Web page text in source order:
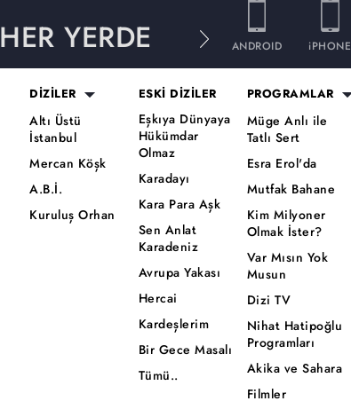
HER YERDE ANDROID iPHONE
DİZİLER
Altı Üstü
İstanbul
Mercan Köşk
A.B.İ.
Kuruluş Orhan
ESKİ DİZİLER
Eşkıya Dünyaya
Hükümdar
Olmaz
Karadayı
Kara Para Aşk
Sen Anlat
Karadeniz
Avrupa Yakası
Hercai
Kardeşlerim
Bir Gece Masalı
Tümü..
PROGRAMLAR
Müge Anlı ile
Tatlı Sert
Esra Erol'da
Mutfak Bahane
Kim Milyoner
Olmak İster?
Var Mısın Yok
Musun
Dizi TV
Nihat Hatipoğlu
Programları
Akika ve Sahara
Filmler